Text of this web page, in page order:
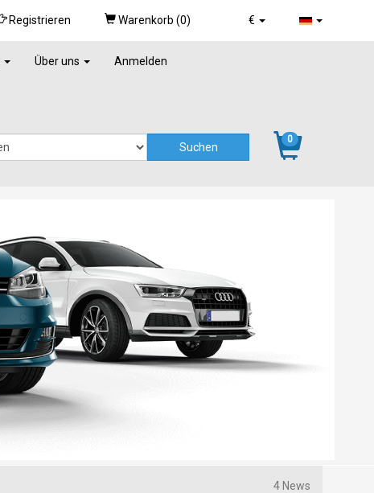
€
Registrieren Warenkorb (0)
Über uns Anmelden
0
4 News